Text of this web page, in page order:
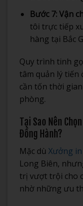
Bước 7: Vận
tôi trực tiếp
hàng tại Bắc
Quy trình tinh
tâm quản lý tiến
cần tốn thời
phòng.
Tại Sao Nên
Đồng Hành?
Mặc dù Xưởng
Long Biên,
trị vượt trội cho
nhờ những ưu